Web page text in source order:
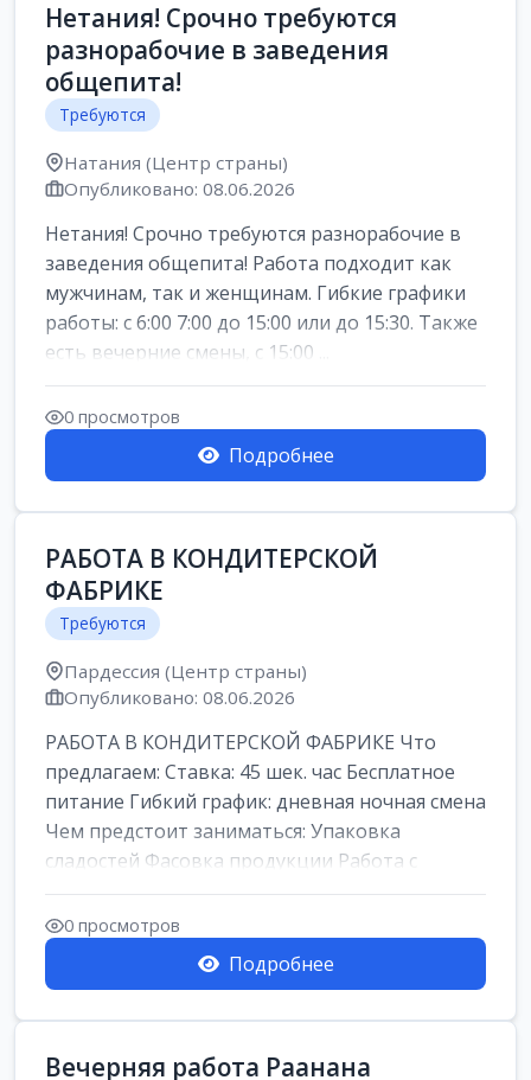
Нетания! Срочно требуются
разнорабочие в заведения
общепита!
Требуются
Натания (Центр страны)
Опубликовано: 08.06.2026
Нетания! Срочно требуются разнорабочие в
заведения общепита! Работа подходит как
мужчинам, так и женщинам. Гибкие графики
работы: с 6:00 7:00 до 15:00 или до 15:30. Также
есть вечерние смены, с 15:00 ...
0 просмотров
Подробнее
РАБОТА В КОНДИТЕРСКОЙ
ФАБРИКЕ
Требуются
Пардессия (Центр страны)
Опубликовано: 08.06.2026
РАБОТА В КОНДИТЕРСКОЙ ФАБРИКЕ Что
предлагаем: Ставка: 45 шек. час Бесплатное
питание Гибкий график: дневная ночная смена
Чем предстоит заниматься: Упаковка
сладостей Фасовка продукции Работа с
кремами...
0 просмотров
Подробнее
Вечерняя работа Раанана